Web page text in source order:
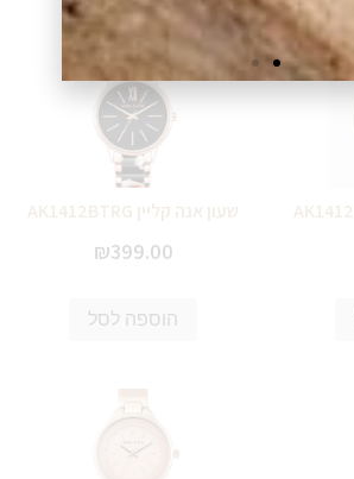
שעון אנה קליין AK1412BTRG
₪399.00
הוספה לסל